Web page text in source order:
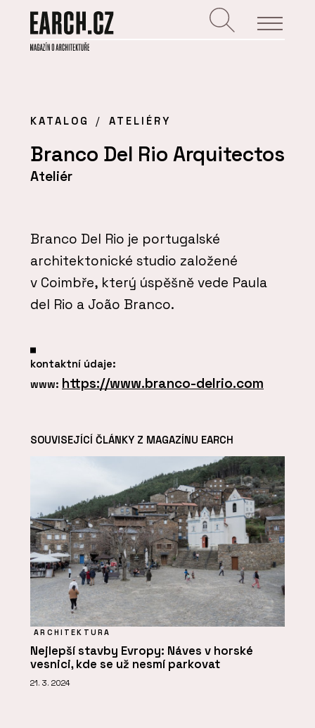
KATALOG ATELIÉRY
Branco Del Rio Arquitectos
Ateliér
Branco Del Rio je portugalské
architektonické studio založené
v Coimbře, který úspěšně vede Paula
del Rio a João Branco.
kontaktní údaje:
www: https://www.branco-delrio.com
SOUVISEJÍCÍ ČLÁNKY Z MAGAZÍNU EARCH
ARCHITEKTURA
Nejlepší stavby Evropy: Náves v horské
vesnici, kde se už nesmí parkovat
21. 3. 2024